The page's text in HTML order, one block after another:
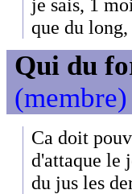
je sais, 1
que du long,
Qui du
(membre)
Ca doit
d'attaque le
du jus les